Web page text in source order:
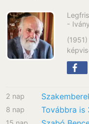
-
2 nap
8 nap